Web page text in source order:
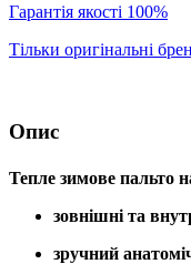
Гарантія якості 100%
Тільки оригінальні
Опис
Тепле зимове пальто
зовнішні та
зручний